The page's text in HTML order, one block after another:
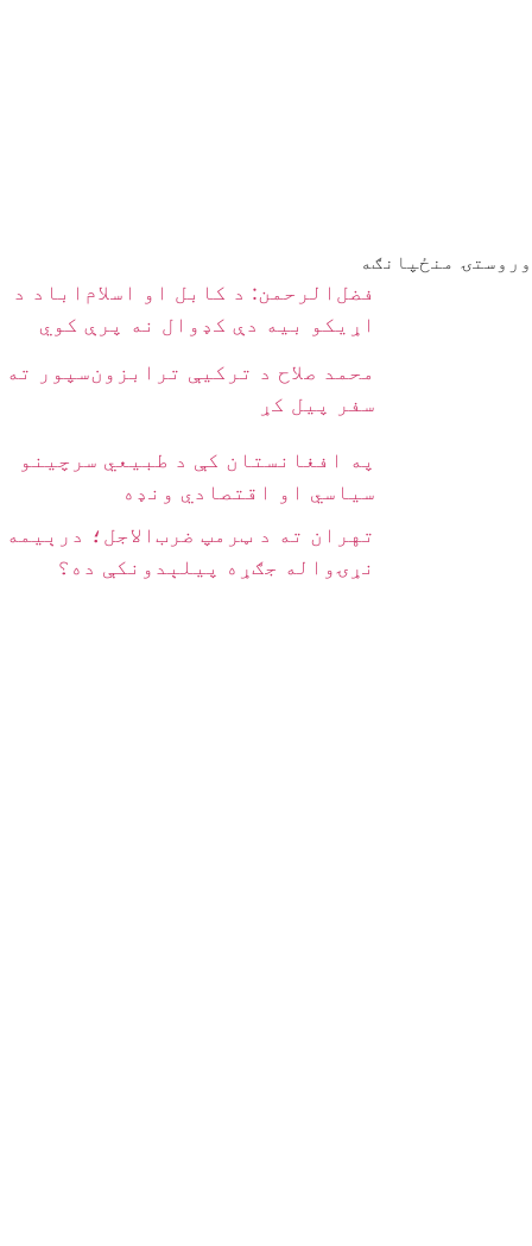
وروستۍ منځپانګه
فضل‌الرحمن: د کابل او اسلام‌اباد د
اړیکو بیه دې کډوال نه پرې کوي
محمد صلاح د ترکیې ترابزون‌سپور ته
سفر پیل کړ
په افغانستان کې د طبیعي سرچینو
سیاسي او اقتصادي ونډه
تهران ته د ټرمپ ضرب‌الاجل؛ درېیمه
نړۍواله جګړه پیلېدونکې ده؟